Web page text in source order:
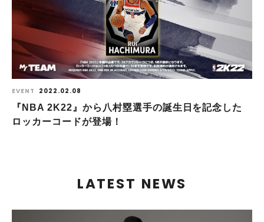
EVENT 2022.02.08
『NBA 2K22』から八村塁選手の誕生日を記念した
ロッカーコードが登場！
LATEST NEWS